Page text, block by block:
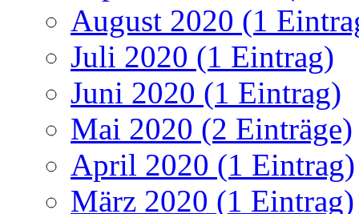
August 2020 (1
Juli 2020 (1 Eintrag)
Juni 2020 (1 Eintrag)
Mai 2020 (2 Einträge)
April 2020 (1 Eintrag)
März 2020 (1 Eintrag)